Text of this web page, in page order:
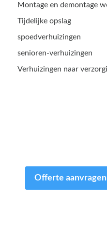
Montage en demontage
Tijdelijke opslag
spoedverhuizingen
senioren-verhuizingen
Verhuizingen naar
Offerte